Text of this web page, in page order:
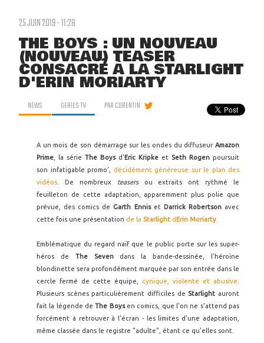
25 JUIN 2019 - 11:28
THE BOYS : UN NOUVEAU
(NOUVEAU) TEASER
CONSACRÉ À LA STARLIGHT
D'ERIN MORIARTY
NEWS SERIES TV PARCORENTIN
A un mois de son démarrage sur les ondes du diffuseur Amazon
Prime , la série The Boysd'Eric Kripke et Seth Rogen poursuit
son infatigable promo',
décidément généreuse sur le plan des
vidéos . De nombreux teasersou extraits ont rythmé le
feuilleton de cette adaptation, apparemment plus polie que
prévue, des comics de Garth Enniset Darrick Robertson avec
cette fois une présentation de la Starlight dErin Moriarty
Emblématique du regard naïf que le public porte sur les super-
héros de The Sevendans la bande-dessinée, l'héroïne
blondinette sera profondément marquée par son entrée dans le
cercle fermé de cette équipe, cynique, violente et abusive
Plusieurs scènes particulièrement difficiles de Starlight auront
fait la légende deThe Boysen comics, que l'on ne s'attend pas
forcément à retrouver à l'écran - les limites d'une adaptation,
même classée dans le registre "adulte", étant ce qu'elles sont.